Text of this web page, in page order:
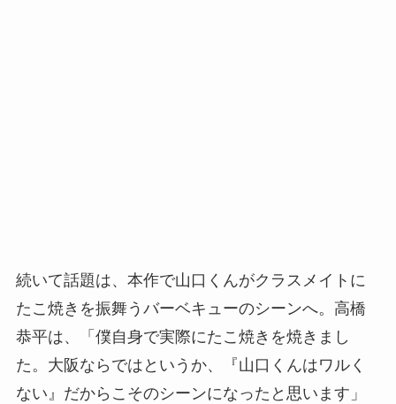
続いて話題は、本作で山口くんがクラスメイトに
たこ焼きを振舞うバーベキューのシーンへ。高橋
恭平は、「僕自身で実際にたこ焼きを焼きまし
た。大阪ならではというか、『山口くんはワルく
ない』だからこそのシーンになったと思います」